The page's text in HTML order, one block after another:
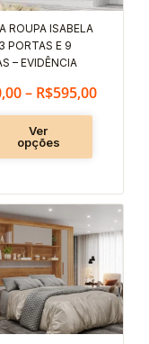
ROUPA ISABELA
PORTAS E 9
– EVIDÊNCIA
– R$595,00
Ver
opções
podem
na
produto
produto
tem
várias
variantes.
As